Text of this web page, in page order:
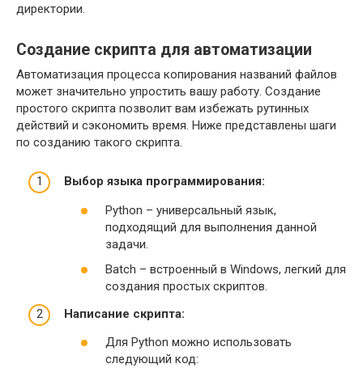
директории.
Создание скрипта для автоматизации
Автоматизация процесса копирования названий файлов
может значительно упростить вашу работу. Создание
простого скрипта позволит вам избежать рутинных
действий и сэкономить время. Ниже представлены шаги
по созданию такого скрипта.
Выбор языка программирования:
Python – универсальный язык,
подходящий для выполнения данной
задачи.
Batch – встроенный в Windows, легкий для
создания простых скриптов.
Написание скрипта:
Для Python можно использовать
следующий код: